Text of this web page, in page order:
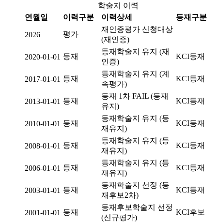
학술지 이력
연월일
이력구분 이력상세 등재구분
2026 평가
재인증평가 신청대상
(재인증)
2020-01-01 등재
등재학술지 유지 (재
인증)
KCI등재
2017-01-01 등재
등재학술지 유지 (계
속평가)
KCI등재
2013-01-01 등재
등재 1차 FAIL (등재
유지)
KCI등재
2010-01-01 등재
등재학술지 유지 (등
재유지)
KCI등재
2008-01-01 등재
등재학술지 유지 (등
재유지)
KCI등재
2006-01-01 등재
등재학술지 유지 (등
재유지)
KCI등재
2003-01-01 등재
등재학술지 선정 (등
재후보2차)
KCI등재
2001-01-01 등재
등재후보학술지 선정
(신규평가)
KCI후보